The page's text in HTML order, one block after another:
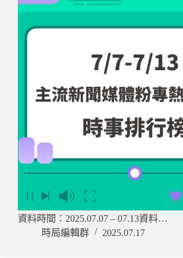
資料時間：2025.07.07 – 07.13資料…
時局編輯群
2025.07.17